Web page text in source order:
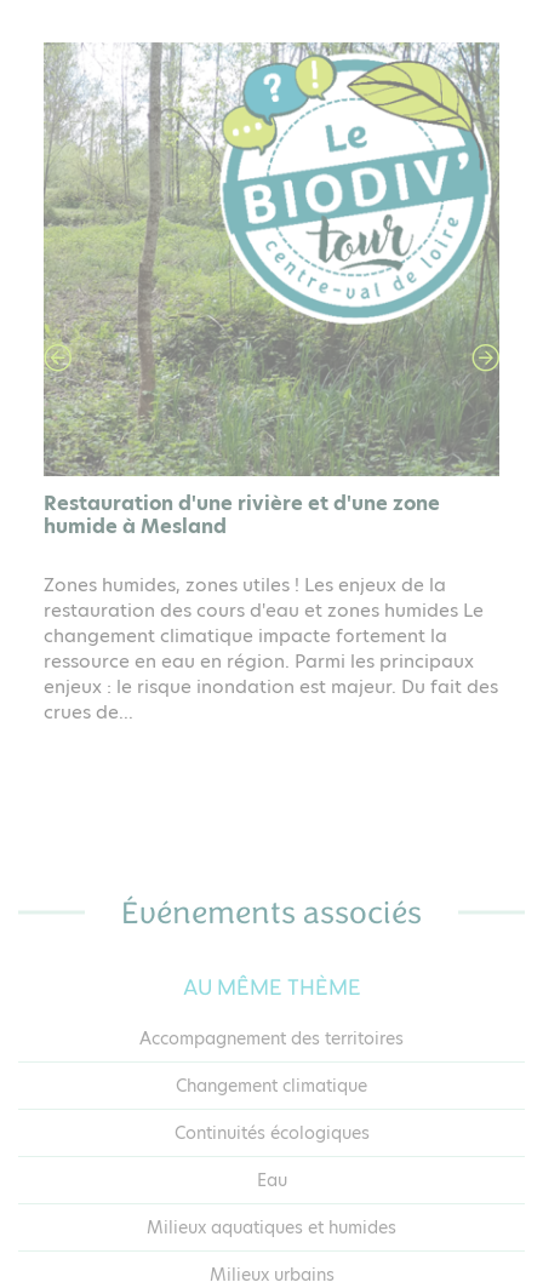
Restauration d'une rivière et d'une zone
humide à Mesland
Zones humides, zones utiles ! Les enjeux de la
restauration des cours d'eau et zones humides Le
changement climatique impacte fortement la
ressource en eau en région. Parmi les principaux
enjeux : le risque inondation est majeur. Du fait des
crues de...
Événements associés
AU MÊME THÈME
Accompagnement des territoires
Changement climatique
Continuités écologiques
Eau
Milieux aquatiques et humides
Milieux urbains